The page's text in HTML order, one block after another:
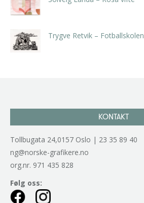
Trygve Retvik – Fotballskolen
KONTAKT
Tollbugata 24,0157 Oslo | 23 35 89 40
ng@norske-grafikere.no
org.nr. 971 435 828
Følg oss: